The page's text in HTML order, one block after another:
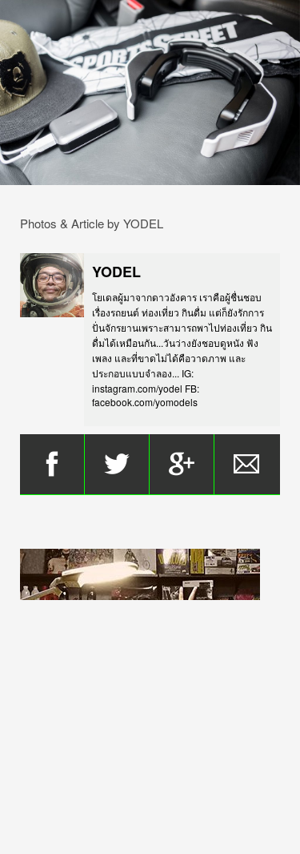
Photos & Article by YODEL
YODEL
โยเดลผู้มาจากดาวอังคาร เราคือผู้ชื่นชอบ
เรื่องรถยนต์ ท่องเที่ยว กินดื่ม แต่ก็ยังรักการ
ปั่นจักรยานเพราะสามารถพาไปท่องเที่ยว กิน
ดื่มได้เหมือนกัน...วันว่างยังชอบดูหนัง ฟัง
เพลง และที่ขาดไม่ได้คือวาดภาพ และ
ประกอบแบบจำลอง... IG:
instagram.com/yodel FB:
facebook.com/yomodels